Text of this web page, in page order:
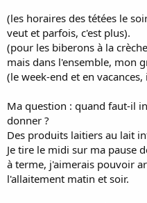
(les horaires des tétées le
veut et parfois, c'est plus).
(pour les biberons à la
mais dans l'ensemble, mon
(le week-end et en
Ma question : quand faut-il
donner ?
Des produits laitiers au lait
Je tire le midi sur ma pause
à terme, j'aimerais pouvoir
l'allaitement matin et soir.